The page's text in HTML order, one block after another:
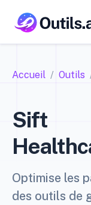
Accueil Outils
Sift
Optimise les
des outils de